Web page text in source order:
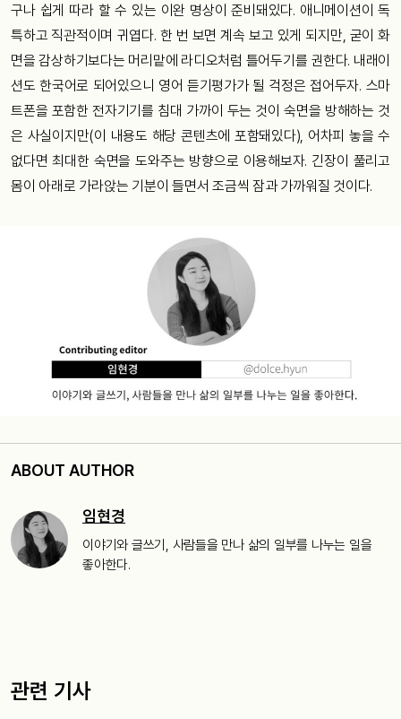
구나 쉽게 따라 할 수 있는 이완 명상이 준비돼있다. 애니메이션이 독
특하고 직관적이며 귀엽다. 한 번 보면 계속 보고 있게 되지만, 굳이 화
면을 감상하기보다는 머리맡에 라디오처럼 틀어두기를 권한다. 내래이
션도 한국어로 되어있으니 영어 듣기평가가 될 걱정은 접어두자. 스마
트폰을 포함한 전자기기를 침대 가까이 두는 것이 숙면을 방해하는 것
은 사실이지만(이 내용도 해당 콘텐츠에 포함돼있다), 어차피 놓을 수
없다면 최대한 숙면을 도와주는 방향으로 이용해보자. 긴장이 풀리고
몸이 아래로 가라앉는 기분이 들면서 조금씩 잠과 가까워질 것이다.
ABOUT AUTHOR
임현경
이야기와 글쓰기, 사람들을 만나 삶의 일부를 나누는 일을
좋아한다.
관련 기사